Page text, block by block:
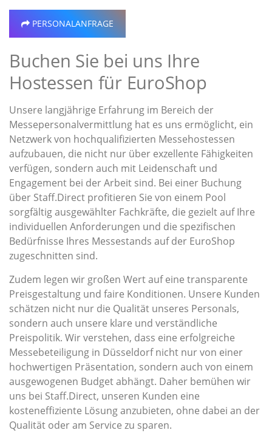
PERSONALANFRAGE
Buchen Sie bei uns Ihre
Hostessen für EuroShop
Unsere langjährige Erfahrung im Bereich der
Messepersonalvermittlung hat es uns ermöglicht, ein
Netzwerk von hochqualifizierten Messehostessen
aufzubauen, die nicht nur über exzellente Fähigkeiten
verfügen, sondern auch mit Leidenschaft und
Engagement bei der Arbeit sind. Bei einer Buchung
über Staff.Direct profitieren Sie von einem Pool
sorgfältig ausgewählter Fachkräfte, die gezielt auf Ihre
individuellen Anforderungen und die spezifischen
Bedürfnisse Ihres Messestands auf der EuroShop
zugeschnitten sind.
Zudem legen wir großen Wert auf eine transparente
Preisgestaltung und faire Konditionen. Unsere Kunden
schätzen nicht nur die Qualität unseres Personals,
sondern auch unsere klare und verständliche
Preispolitik. Wir verstehen, dass eine erfolgreiche
Messebeteiligung in Düsseldorf nicht nur von einer
hochwertigen Präsentation, sondern auch von einem
ausgewogenen Budget abhängt. Daher bemühen wir
uns bei Staff.Direct, unseren Kunden eine
kosteneffiziente Lösung anzubieten, ohne dabei an der
Qualität oder am Service zu sparen.